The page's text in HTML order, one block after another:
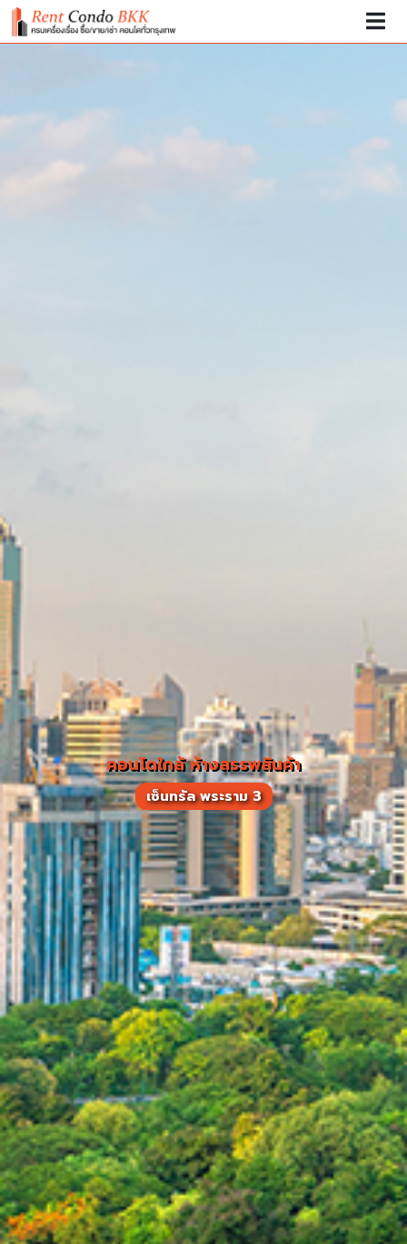
คอนโดใกล้ ห้างสรรพสินค้า
เซ็นทรัล พระราม 3